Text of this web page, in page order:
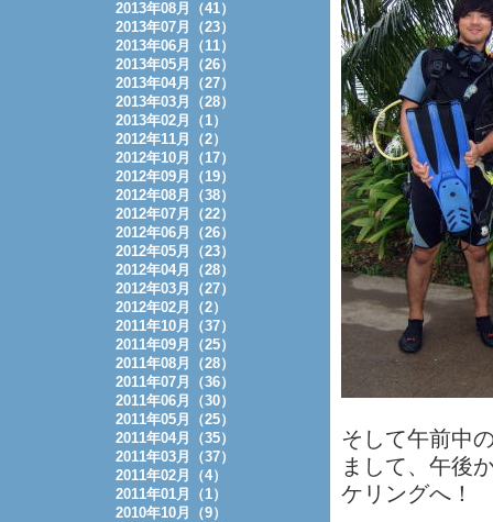
そして午前中
まして、午後
ケリングへ！
2013年08月（41）
2013年07月（23）
2013年06月（11）
2013年05月（26）
2013年04月（27）
2013年03月（28）
2013年02月（1）
2012年11月（2）
2012年10月（17）
2012年09月（19）
2012年08月（38）
2012年07月（22）
2012年06月（26）
2012年05月（23）
2012年04月（28）
2012年03月（27）
2012年02月（2）
2011年10月（37）
2011年09月（25）
2011年08月（28）
2011年07月（36）
2011年06月（30）
2011年05月（25）
2011年04月（35）
2011年03月（37）
2011年02月（4）
2011年01月（1）
2010年10月（9）